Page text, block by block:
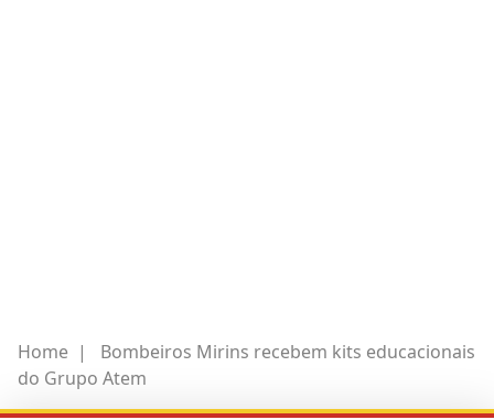
Home |
Bombeiros Mirins recebem kits educacionais
do Grupo Atem